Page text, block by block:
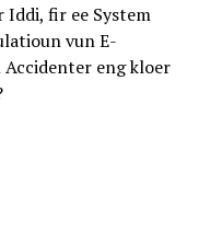
Iddi, fir ee System
vun E-
eng kloer